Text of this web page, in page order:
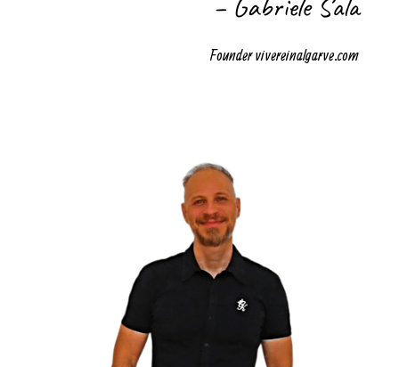
Founder vivereinalgarve.com